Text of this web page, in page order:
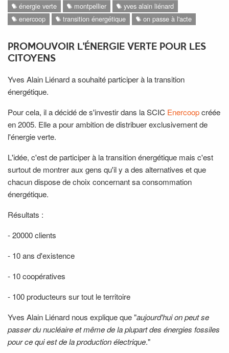
énergie verte montpellier
yves alain liénard
enercoop
transition énergétique on passe à l'acte
PROMOUVOIR L'ÉNERGIE VERTE POUR LES
CITOYENS
Yves Alain Liénard a souhaité participer à la transition
énergétique.
Pour cela, il a décidé de s'investir dans la SCIC Enercoopcréée
en 2005. Elle a pour ambition de distribuer exclusivement de
l'énergie verte.
L'idée, c'est de participer à la transition énergétique mais c'est
surtout de montrer aux gens qu'il y a des alternatives et que
chacun dispose de choix concernant sa consommation
énergétique.
Résultats :
- 20000 clients
- 10 ans d'existence
- 10 coopératives
- 100 producteurs sur tout le territoire
Yves Alain Liénard nous explique que "aujourd'hui on peut se
passer du nucléaire et même de la plupart des énergies fossiles
pour ce qui est de la production électrique."